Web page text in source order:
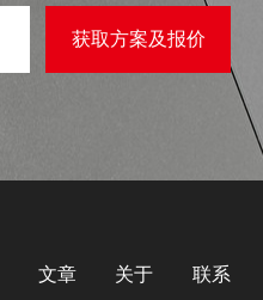
文章 关于 联系